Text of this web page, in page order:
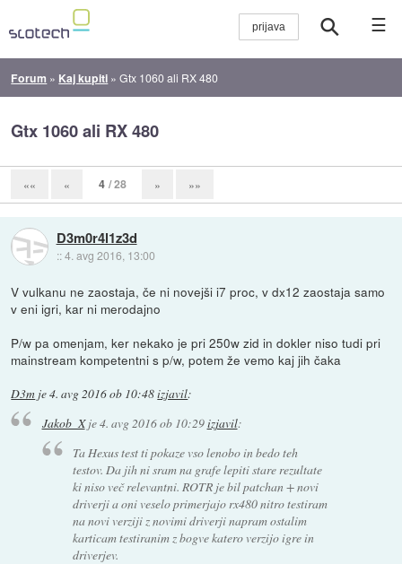
☰
Forum » Kaj kupiti »Gtx 1060 ali RX 480
Gtx 1060 ali RX 480
«« « 4 / 28 » »»
D3m0r4l1z3d
::4. avg 2016, 13:00
V vulkanu ne zaostaja, če ni novejši i7 proc, v dx12 zaostaja samo
v eni igri, kar ni merodajno
P/w pa omenjam, ker nekako je pri 250w zid in dokler niso tudi pri
mainstream kompetentni s p/w, potem že vemo kaj jih čaka
D3m je4. avg 2016 ob 10:48izjavil:
Jakob_Xje4. avg 2016 ob 10:29izjavil:
Ta Hexus test ti pokaze vso lenobo in bedo teh
testov. Da jih ni sram na grafe lepiti stare rezultate
ki niso več relevantni. ROTR je bil patchan + novi
driverji a oni veselo primerjajo rx480 nitro testiram
na novi verziji z novimi driverji napram ostalim
karticam testiranim z bogve katero verzijo igre in
driverjev.